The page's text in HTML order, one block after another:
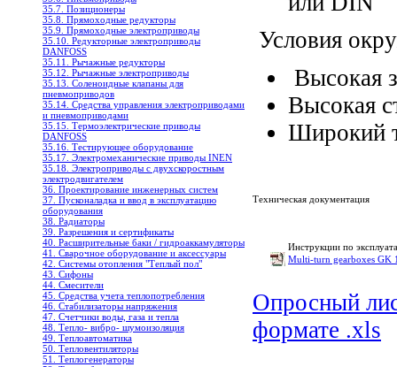
35.7. Позиционеры
35.8. Прямоходные редукторы
35.9. Прямоходные электроприводы
35.10. Редукторные электроприводы
DANFOSS
35.11. Рычажные редукторы
35.12. Рычажные электроприводы
35.13. Соленоидные клапаны для
пневмоприводов
35.14. Средства управления электроприводами
и пневмоприводами
35.15. Термоэлектрические приводы
DANFOSS
35.16. Тестирующее оборудование
35.17. Электромеханические приводы INEN
35.18. Электроприводы с двухскоростным
электродвигателем
36. Проектирование инженерных систем
37. Пусконаладка и ввод в эксплуатацию
оборудования
38. Радиаторы
39. Разрешения и сертификаты
40. Расширительные баки / гидроаккамуляторы
41. Сварочное оборудование и аксессуары
42. Системы отопления "Теплый пол"
43. Сифоны
44. Смесители
45. Средства учета теплопотребления
46. Стабилизаторы напряжения
47. Счетчики воды, газа и тепла
48. Тепло- вибро- шумоизоляция
49. Теплоавтоматика
50. Тепловентиляторы
51. Теплогенераторы
Условия
Высокая
Высокая
Широкий
Техническая документация
Инструкции по
Multi-turn gearboxes GK
Опросный
формате .xls